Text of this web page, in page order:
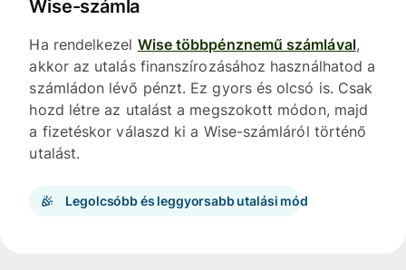
Wise-számla
Ha rendelkezel Wise többpénznemű számlával,
akkor az utalás finanszírozásához használhatod a
számládon lévő pénzt. Ez gyors és olcsó is. Csak
hozd létre az utalást a megszokott módon, majd
a fizetéskor válaszd ki a Wise-számláról történő
utalást.
Legolcsóbb és leggyorsabb utalási mód